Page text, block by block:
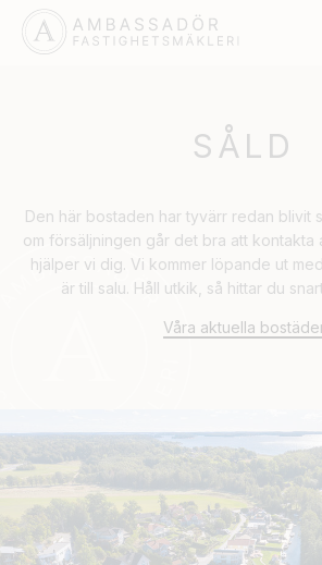
SÅLD
Den här bostaden har tyvärr redan blivit
om försäljningen går det bra att kontakta
hjälper vi dig. Vi kommer löpande ut
är till salu. Håll utkik, så hittar du
Våra aktuella